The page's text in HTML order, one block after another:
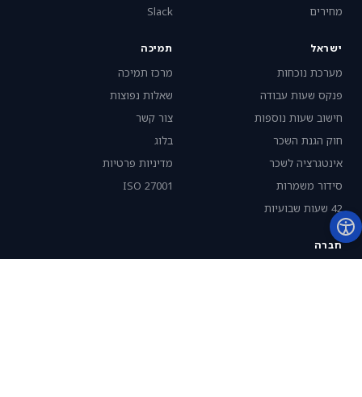
מחירים
Slack
ישראל
מערכת נוכחות
פנקס שעות עבודה
חישוב שעות נוספות
חוק הגנת השכר
אינטגרציה לשכר
סידור משמרות
42 שעות שבועיות
תמיכה
מרכז תמיכה
שאלות נפוצות
צור קשר
בלוג
מדיניות פרטיות
ISO 27001
חברה